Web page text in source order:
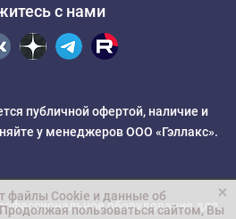
с нами
публичной офертой, наличие и
у менеджеров ООО «Гэллакс».
оборудование для
файлы Cookie и данные об
пользоваться сайтом, Вы